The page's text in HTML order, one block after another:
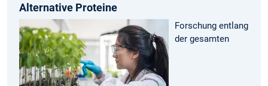
Alternative Proteine
Forschung entlang
der gesamten